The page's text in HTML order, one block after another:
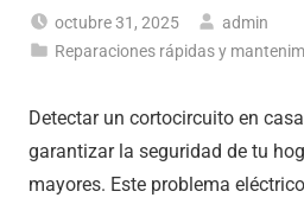
octubre 31, 2025
admin
Reparaciones rápidas y
Detectar un cortocircuito en
garantizar la seguridad de tu
mayores. Este problema